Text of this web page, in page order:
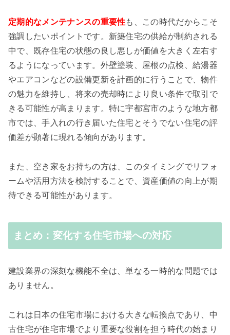
定期的なメンテナンスの重要性も、この時代だからこそ
強調したいポイントです。新築住宅の供給が制約される
中で、既存住宅の状態の良し悪しが価値を大きく左右す
るようになっています。外壁塗装、屋根の点検、給湯器
やエアコンなどの設備更新を計画的に行うことで、物件
の魅力を維持し、将来の売却時により良い条件で取引で
きる可能性が高まります。特に宇都宮市のような地方都
市では、手入れの行き届いた住宅とそうでない住宅の評
価差が顕著に現れる傾向があります。
また、空き家をお持ちの方は、このタイミングでリフォ
ームや活用方法を検討することで、資産価値の向上が期
待できる可能性があります。
まとめ：変化する住宅市場への対応
建設業界の深刻な機能不全は、単なる一時的な問題では
ありません。
これは日本の住宅市場における大きな転換点であり、中
古住宅が住宅市場でより重要な役割を担う時代の始まり